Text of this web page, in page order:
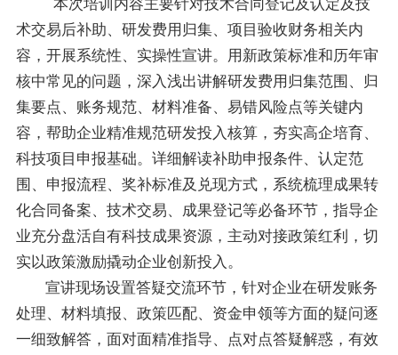
本次培训内容主要针对技术合同登记及认定及技
术交易后补助、研发费用归集、项目验收财务相关内
容，开展系统性、实操性宣讲。用新政策标准和历年审
核中常见的问题，深入浅出讲解研发费用归集范围、归
集要点、账务规范、材料准备、易错风险点等关键内
容，帮助企业精准规范研发投入核算，夯实高企培育、
科技项目申报基础。详细解读补助申报条件、认定范
围、申报流程、奖补标准及兑现方式，系统梳理成果转
化合同备案、技术交易、成果登记等必备环节，指导企
业充分盘活自有科技成果资源，主动对接政策红利，切
实以政策激励撬动企业创新投入。
宣讲现场设置答疑交流环节，针对企业在研发账务
处理、材料填报、政策匹配、资金申领等方面的疑问逐
一细致解答，面对面精准指导、点对点答疑解惑，有效